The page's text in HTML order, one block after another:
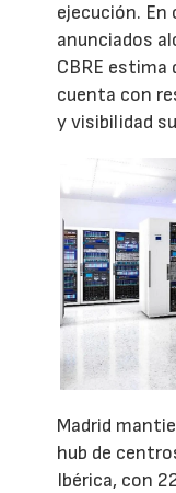
ejecución.
anunciados
CBRE estima
cuenta con
y visibilidad
Madrid
hub de
Ibérica, con